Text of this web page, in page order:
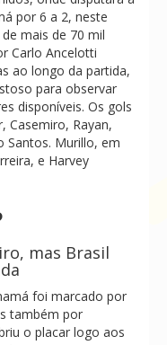
por 6 a 2, neste
mais de 70 mil
Carlo Ancelotti
ao longo da partida,
para observar
disponíveis. Os gols
Casemiro, Rayan,
Santos. Murillo, em
e Harvey
mas Brasil
foi marcado por
também por
o placar logo aos